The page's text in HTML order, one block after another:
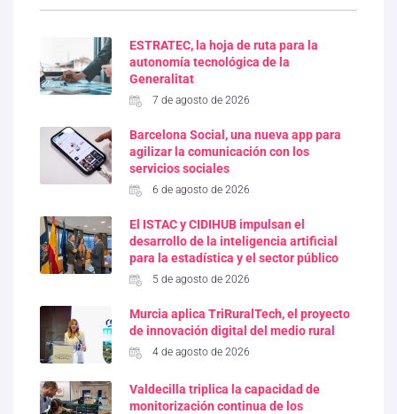
ESTRATEC, la hoja de ruta para la
autonomía tecnológica de la
Generalitat
7 de agosto de 2026
Barcelona Social, una nueva app para
agilizar la comunicación con los
servicios sociales
6 de agosto de 2026
El ISTAC y CIDIHUB impulsan el
desarrollo de la inteligencia artificial
para la estadística y el sector público
5 de agosto de 2026
Murcia aplica TriRuralTech, el proyecto
de innovación digital del medio rural
4 de agosto de 2026
Valdecilla triplica la capacidad de
monitorización continua de los